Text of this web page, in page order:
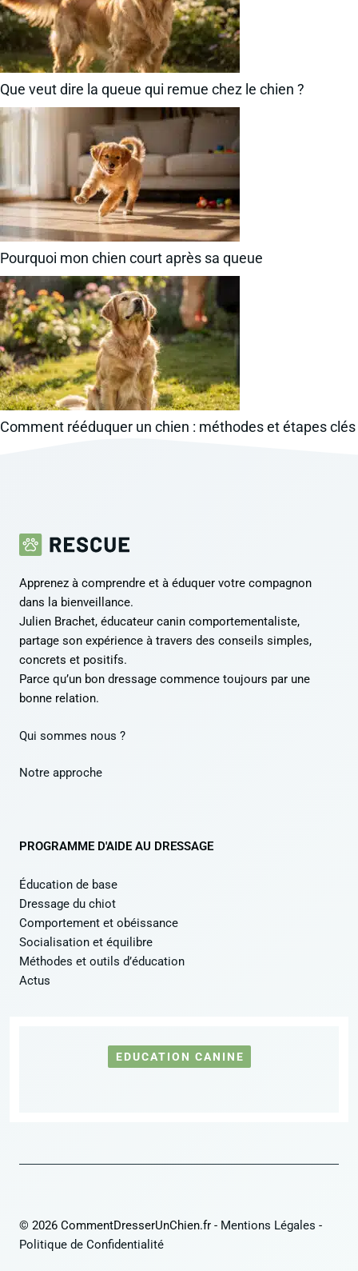
Que veut dire la queue qui remue chez le chien ?
Pourquoi mon chien court après sa queue
Comment rééduquer un chien : méthodes et étapes clés
Apprenez à comprendre et à éduquer votre compagnon
dans la bienveillance.
Julien Brachet, éducateur canin comportementaliste,
partage son expérience à travers des conseils simples,
concrets et positifs.
Parce qu’un bon dressage commence toujours par une
bonne relation.
Qui sommes nous ?
Notre approche
PROGRAMME D'AIDE AU DRESSAGE
Éducation de base
Dressage du chiot
Comportement et obéissance
Socialisation et équilibre
Méthodes et outils d’éducation
Actus
EDUCATION CANINE
© 2026 CommentDresserUnChien.fr - Mentions Légales -
Politique de Confidentialité